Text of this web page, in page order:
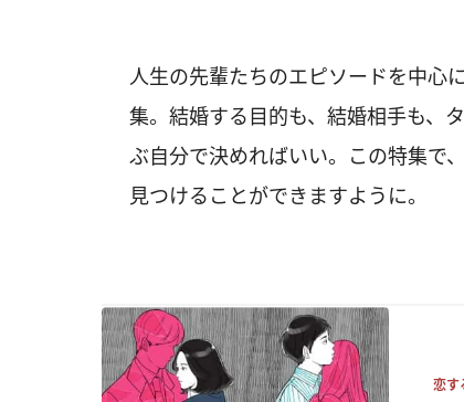
人生の先輩たちのエピソードを中心
集。結婚する目的も、結婚相手も、
ぶ自分で決めればいい。この特集で
見つけることができますように。
恋す